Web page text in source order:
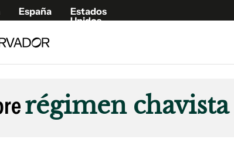
España
Estados
Unidos
Fúnebres
régimen chavista